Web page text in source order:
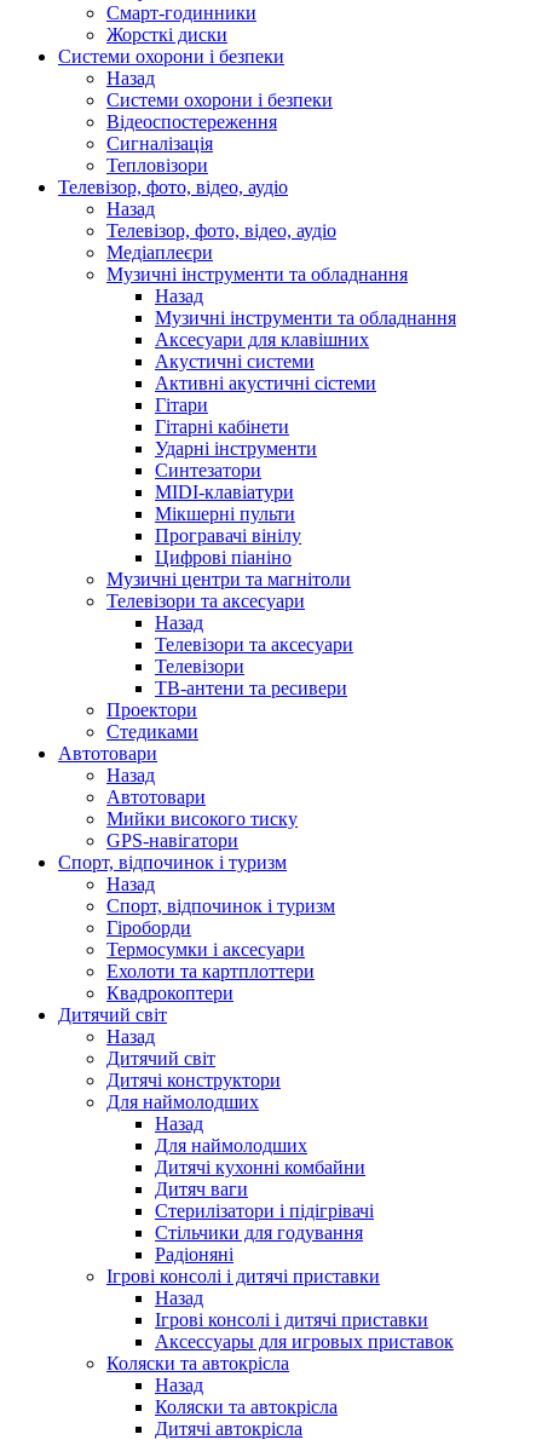
Смарт-годинники
Жорсткі диски
Системи охорони і безпеки
Назад
Системи охорони і безпеки
Відеоспостереження
Сигналізація
Тепловізори
Телевізор, фото, відео, аудіо
Назад
Телевізор, фото, відео, аудіо
Медіаплеєри
Музичні інструменти та обладнання
Назад
Музичні інструменти та обладнання
Аксесуари для клавішних
Акустичні системи
Активні акустичні сістеми
Гітари
Гітарні кабінети
Ударні інструменти
Синтезатори
MIDI-клавіатури
Мікшерні пульти
Програвачі вінілу
Цифрові піаніно
Музичні центри та магнітоли
Телевізори та аксесуари
Назад
Телевізори та аксесуари
Телевізори
ТВ-антени та ресивери
Проектори
Стедиками
Автотовари
Назад
Автотовари
Мийки високого тиску
GPS-навігатори
Спорт, відпочинок і туризм
Назад
Спорт, відпочинок і туризм
Гіроборди
Термосумки і аксесуари
Ехолоти та картплоттери
Квадрокоптери
Дитячий світ
Назад
Дитячий світ
Дитячі конструктори
Для наймолодших
Назад
Для наймолодших
Дитячі кухонні комбайни
Дитяч ваги
Стерилізатори і підігрівачі
Стільчики для годування
Радіоняні
Ігрові консолі і дитячі приставки
Назад
Ігрові консолі і дитячі приставки
Аксессуары для игровых приставок
Коляски та автокрісла
Назад
Коляски та автокрісла
Дитячі автокрісла